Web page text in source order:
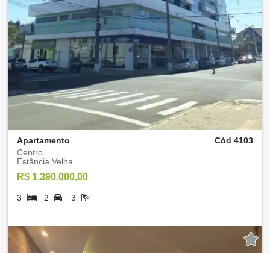
Apartamento
Cód 4103
Centro
Estância Velha
R$ 1.390.000,00
3 2 3